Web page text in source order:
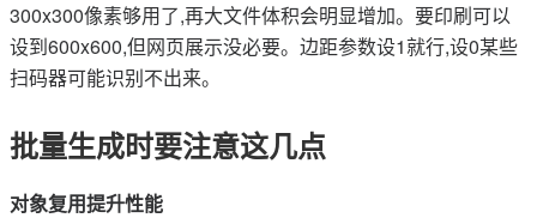
300x300像素够用了,再大文件体积会明显增加。要印刷可以
设到600x600,但网页展示没必要。边距参数设1就行,设0某些
扫码器可能识别不出来。
批量生成时要注意这几点
对象复用提升性能